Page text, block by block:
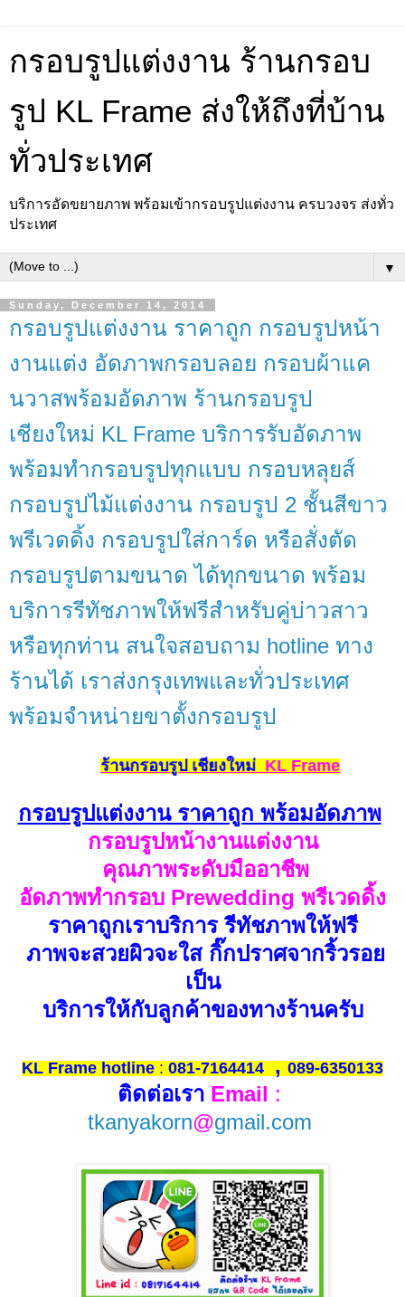
กรอบรูปแต่งงาน ร้านกรอบ
รูป KL Frame ส่งให้ถึงที่บ้าน
ทั่วประเทศ
บริการอัดขยายภาพ พร้อมเข้ากรอบรูปแต่งงาน ครบวงจร ส่งทั่ว
ประเทศ
▼
Sunday, December 14, 2014
กรอบรูปแต่งงาน ราคาถูก กรอบรูปหน้า
งานแต่ง อัดภาพกรอบลอย กรอบผ้าแค
นวาสพร้อมอัดภาพ ร้านกรอบรูป
เชียงใหม่ KL Frame บริการรับอัดภาพ
พร้อมทำกรอบรูปทุกแบบ กรอบหลุยส์
กรอบรูปไม้แต่งงาน กรอบรูป 2 ชั้นสีขาว
พรีเวดดิ้ง กรอบรูปใส่การ์ด หรือสั่งตัด
กรอบรูปตามขนาด ได้ทุกขนาด พร้อม
บริการรีทัชภาพให้ฟรีสำหรับคู่บ่าวสาว
หรือทุกท่าน สนใจสอบถาม hotline ทาง
ร้านได้ เราส่งกรุงเทพและทั่วประเทศ
พร้อมจำหน่ายขาตั้งกรอบรูป
ร้านกรอบรูป เชียงใหม่KL Frame
กรอบรูปแต่งงาน ราคาถูก พร้อมอัดภาพ
กรอบรูปหน้างานแต่งงาน
คุณภาพระดับมืออาชีพ
อัดภาพทำกรอบ Prewedding พรีเวดดิ้ง
ราคาถูกเราบริการ รีทัชภาพให้ฟรี
ภาพจะสวยผิวจะใส กิ๊กปราศจากริ้วรอย
เป็น
บริการให้กับลูกค้าของทางร้านครับ
KL Frame hotline : 081-7164414 ,089-6350133
ติดต่อเรา Email :
tkanyakorn@gmail.com